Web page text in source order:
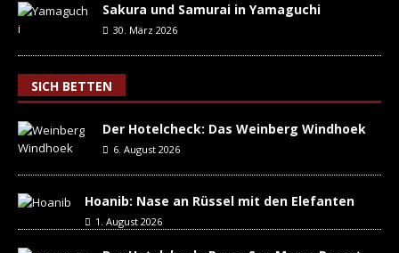
Sakura und Samurai in Yamaguchi
30. März 2026
SICH BETTEN
Der Hotelcheck: Das Weinberg Windhoek
6. August 2026
Hoanib: Nase an Rüssel mit den Elefanten
1. August 2026